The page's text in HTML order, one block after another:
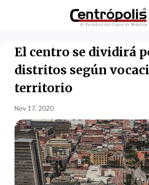
El centro se dividirá
distritos según
territorio
Nov 17, 2020